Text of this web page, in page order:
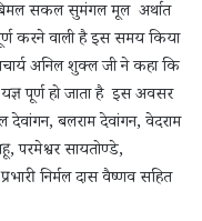
सकल सुमंगल मूल अर्थात
करने वाली है इस समय किया
अनिल शुक्ल जी ने कहा कि
पूर्ण हो जाता है इस अवसर
देवांगन, बलराम देवांगन, वेदराम
परमेश्वर सायतोण्डे,
निर्मल दास वैष्णव सहित